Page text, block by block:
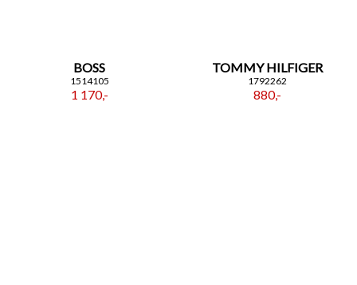
BOSS
1514105
1 170,-
TOMMY HILFIGER
1792262
880,-